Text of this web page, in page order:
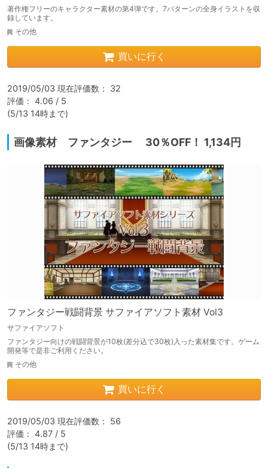
著作権フリーのキャラクター素材の第4弾です。7パターンの全身イラストを収
録しています。
その他
買いに行く
2019/05/03 現在評価数： 32
評価： 4.06 / 5
(5/13 14時まで)
画像素材 ファンタジー 30％OFF！ 1,134円
ファンタジー戦闘背景 サファイアソフト素材 Vol3
サファイアソフト
ファンタジー向けの戦闘背景が10枚(差分込で30枚)入った素材集です。ゲーム
開発等で是非ご利用ください。
その他
買いに行く
2019/05/03 現在評価数： 56
評価： 4.87 / 5
(5/13 14時まで)